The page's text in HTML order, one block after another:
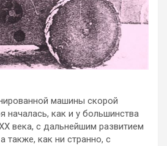
машины скорой
как и у большинства
века, с дальнейшим развитием
также, как ни странно, с